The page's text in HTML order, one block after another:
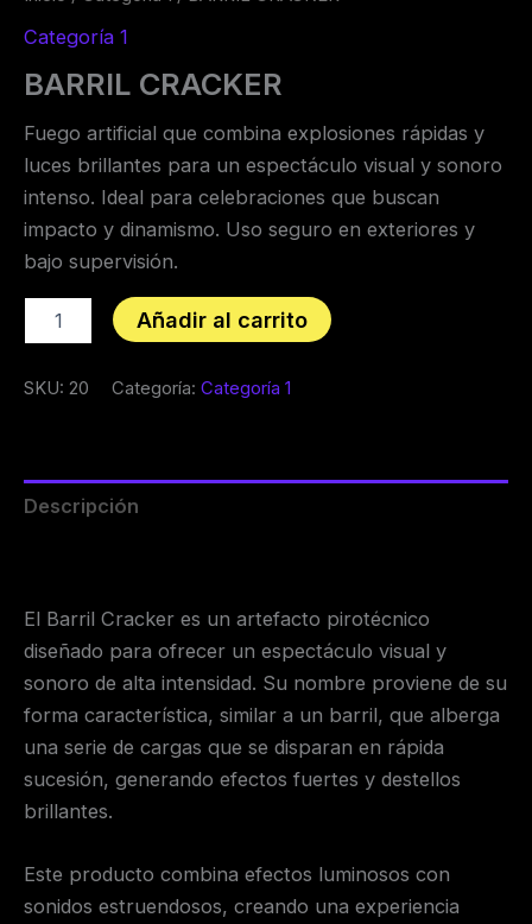
Categoría 1
BARRIL CRACKER
Fuego artificial que combina explosiones rápidas y
luces brillantes para un espectáculo visual y sonoro
intenso. Ideal para celebraciones que buscan
impacto y dinamismo. Uso seguro en exteriores y
bajo supervisión.
Añadir al carrito
SKU: 20 Categoría: Categoría 1
Descripción
El Barril Cracker es un artefacto pirotécnico
diseñado para ofrecer un espectáculo visual y
sonoro de alta intensidad. Su nombre proviene de su
forma característica, similar a un barril, que alberga
una serie de cargas que se disparan en rápida
sucesión, generando efectos fuertes y destellos
brillantes.
Este producto combina efectos luminosos con
sonidos estruendosos, creando una experiencia